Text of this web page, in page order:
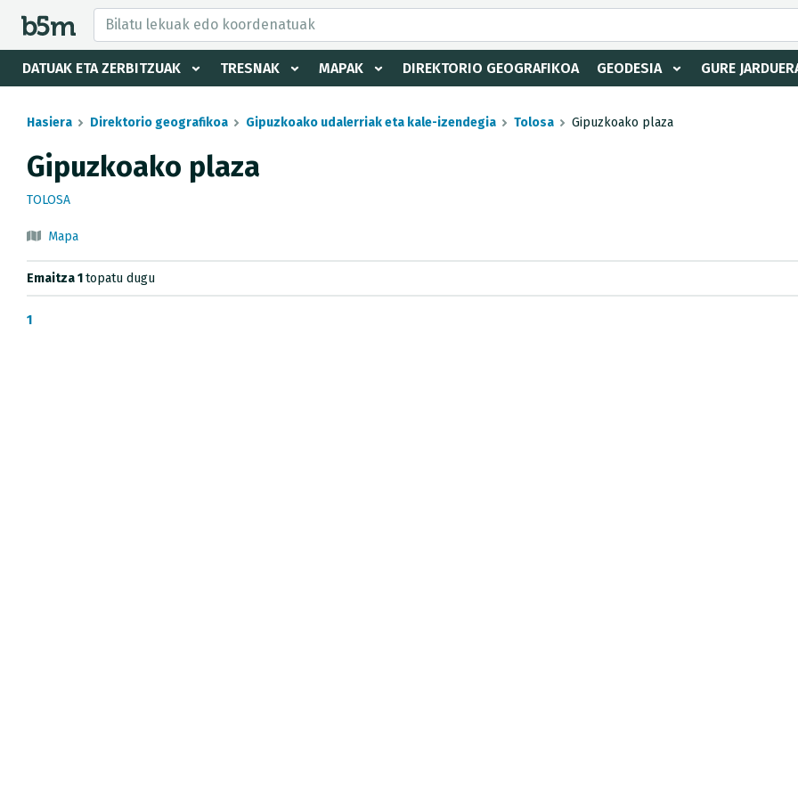
DATUAK ETA ZERBITZUAK TRESNAK MAPAK DIREKTORIO GEOGRAFIKOA GEODESIA GURE
eta direktorioa izkutatu
Hasiera Direktorio geografikoa Gipuzkoako udalerriak eta kale-izendegia Tolosa Gipuzkoako plaza
Gipuzkoako plaza
TOLOSA
Mapa
Emaitza 1topatu dugu
1